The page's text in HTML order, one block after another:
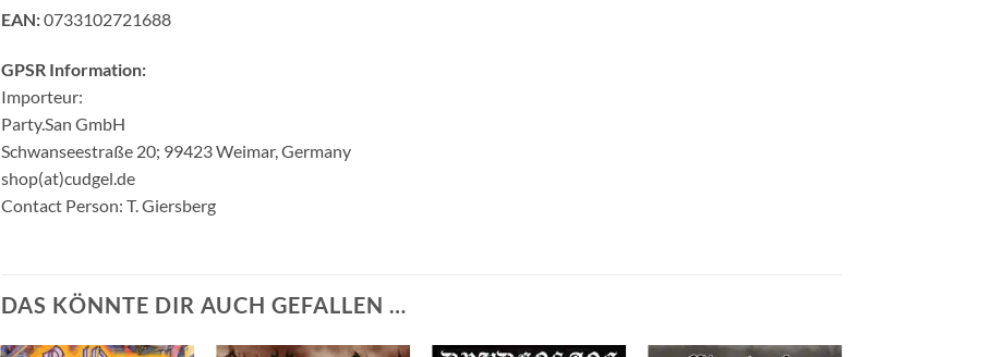
EAN:0733102721688
GPSR Information:
Importeur:
Party.San GmbH
Schwanseestraße 20; 99423 Weimar, Germany
shop(at)cudgel.de
Contact Person: T. Giersberg
DAS KÖNNTE DIR AUCH GEFALLEN …